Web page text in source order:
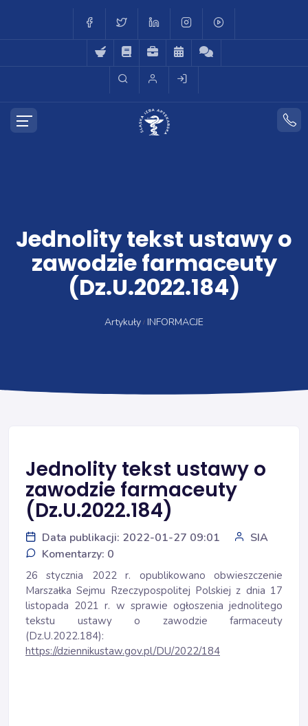
Jednolity tekst ustawy o
zawodzie farmaceuty
(Dz.U.2022.184)
Artykuły INFORMACJE
Jednolity tekst ustawy o
zawodzie farmaceuty
(Dz.U.2022.184)
Data publikacji: 2022-01-27 09:01
SIA
Komentarzy: 0
26 stycznia 2022 r. opublikowano obwieszczenie
Marszałka Sejmu Rzeczypospolitej Polskiej z dnia 17
listopada 2021 r. w sprawie ogłoszenia jednolitego
tekstu ustawy o zawodzie farmaceuty
(Dz.U.2022.184):
https://dziennikustaw.gov.pl/DU/2022/184